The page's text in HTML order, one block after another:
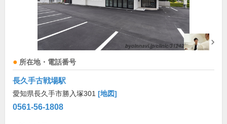
所在地・電話番号
長久手古戦場駅
愛知県長久手市勝入塚301 [地図]
0561-56-1808